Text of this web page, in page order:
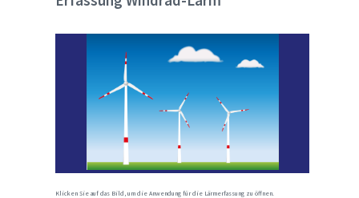
Klicken Sie auf das Bild, um die Anwendung für die Lärmerfassung zu öffnen.